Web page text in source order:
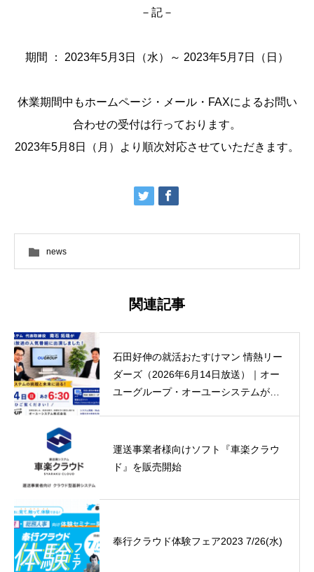
－記－
期間 ： 2023年5月3日（水）～ 2023年5月7日（日）
休業期間中もホームページ・メール・FAXによるお問い
合わせの受付は行っております。
2023年5月8日（月）より順次対応させていただきます。
news
関連記事
石田好伸の就活おたすけマン 情熱リー
ダーズ（2026年6月14日放送）｜オー
ユーグループ・オーユーシステムが紹
運送事業者様向けソフト『車楽クラウ
ド』を販売開始
奉行クラウド体験フェア2023 7/26(水)